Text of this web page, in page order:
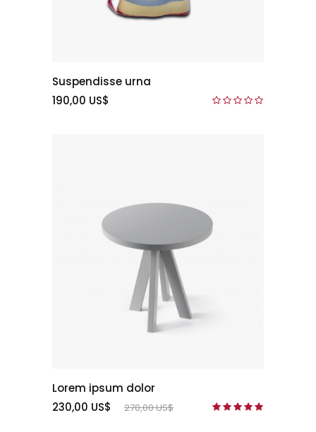
Suspendisse urna
190,00 US$
Lorem ipsum dolor
230,00 US$
270,00 US$